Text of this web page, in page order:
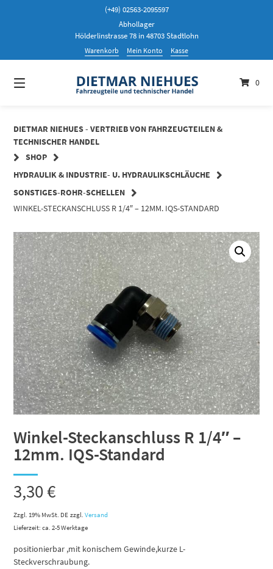
(+49) 02563-2095597
Abhollager
Hölderlinstrasse 78 in 48703 Stadtlohn
Warenkorb Mein Konto Kasse
0
DIETMAR NIEHUES - VERTRIEB VON FAHRZEUGTEILEN &
TECHNISCHER HANDEL
SHOP
HYDRAULIK & INDUSTRIE- U. HYDRAULIKSCHLÄUCHE
SONSTIGES-ROHR-SCHELLEN
WINKEL-STECKANSCHLUSS R 1/4″ – 12MM. IQS-STANDARD
Winkel-Steckanschluss R 1/4″ –
12mm. IQS-Standard
3,30€
Zzgl. 19% MwSt. DE zzgl.Versand
Lieferzeit: ca. 2-5 Werktage
positionierbar ,mit konischem Gewinde,kurze L-
Steckverschraubung.